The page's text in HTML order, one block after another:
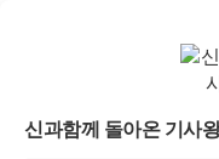
신과함께 돌아온 기사